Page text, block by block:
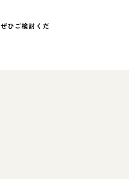
ひご検討くだ